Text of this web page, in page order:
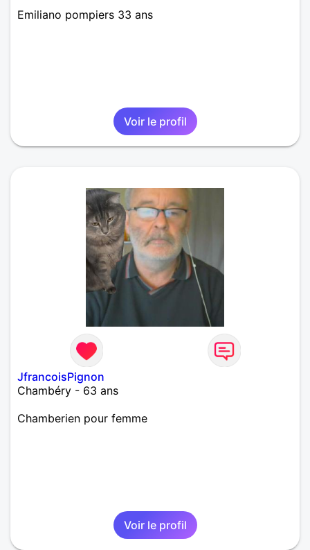
Emiliano pompiers 33 ans
Voir le profil
JfrancoisPignon
Chambéry - 63 ans
Chamberien pour femme
Voir le profil